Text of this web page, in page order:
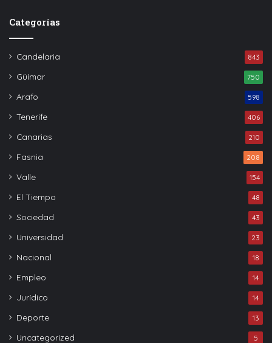
Categorías
Candelaria 843
Güímar 750
Arafo 598
Tenerife 406
Canarias 210
Fasnia 208
Valle 154
El Tiempo 48
Sociedad 43
Universidad 23
Nacional 18
Empleo 14
Jurídico 14
Deporte 13
Uncategorized 5